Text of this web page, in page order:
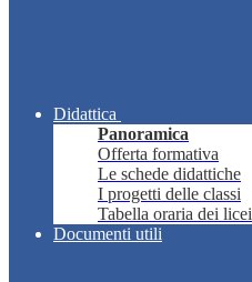
Didattica
Panoramica
Offerta formativa
Le schede didattiche
I progetti delle classi
Tabella oraria dei licei
Documenti utili